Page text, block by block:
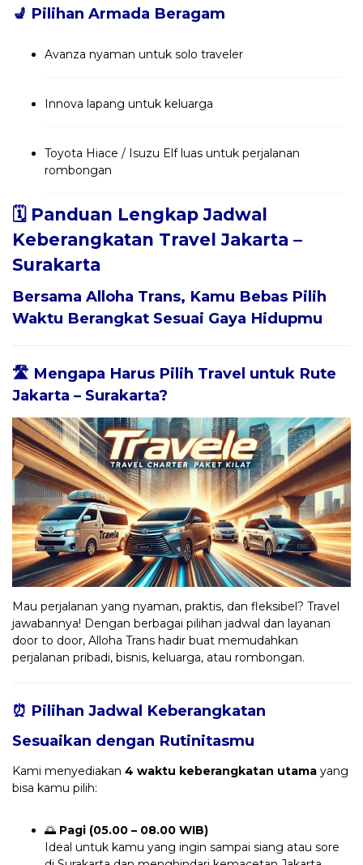
💺 Pilihan Armada Beragam
Avanza nyaman untuk solo traveler
Innova lapang untuk keluarga
Toyota Hiace / Isuzu Elf luas untuk perjalanan
rombongan
🗓️ Panduan Lengkap Jadwal
Keberangkatan Travel Jakarta –
Surakarta
Bersama Alloha Trans, Kamu Bebas Pilih
Waktu Berangkat Sesuai Gaya Hidupmu
🛣️ Mengapa Harus Pilih Travel untuk Rute
Jakarta – Surakarta?
Mau perjalanan yang nyaman, praktis, dan fleksibel? Travel
jawabannya! Dengan berbagai pilihan jadwal dan layanan
door to door, Alloha Trans hadir buat memudahkan
perjalanan pribadi, bisnis, keluarga, atau rombongan.
⏰ Pilihan Jadwal Keberangkatan
Sesuaikan dengan Rutinitasmu
Kami menyediakan 4 waktu keberangkatan utama yang
bisa kamu pilih:
🌅 Pagi (05.00 – 08.00 WIB)
Ideal untuk kamu yang ingin sampai siang atau sore